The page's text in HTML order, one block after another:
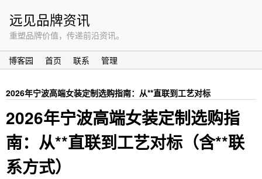
远见品牌资讯
重塑品牌价值，传递前沿资讯。
博客园 首页 联系 管理
2026年宁波高端女装定制选购指南：从**直联到工艺对标
2026年宁波高端女装定制选购指
南：从**直联到工艺对标（含**联
系方式）